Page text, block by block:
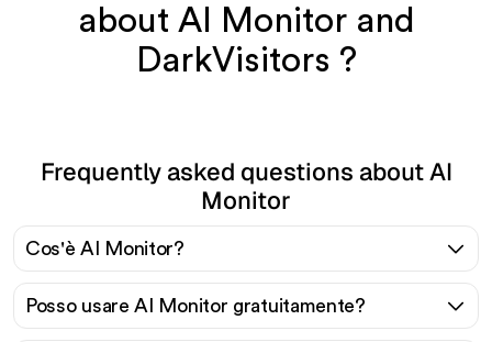
about AI Monitor and
DarkVisitors ?
Frequently asked questions about AI
Monitor
Cos'è AI Monitor?
Posso usare AI Monitor gratuitamente?